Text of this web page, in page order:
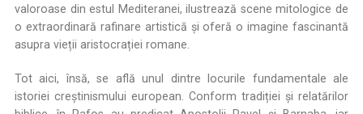
valoroase din estul Mediteranei, ilustrează scene mitologice de
o extraordinară rafinare artistică și oferă o imagine fascinantă
asupra vieții aristocrației romane.
Tot aici, însă, se află unul dintre locurile fundamentale ale
istoriei creștinismului european. Conform tradiției și relatărilor